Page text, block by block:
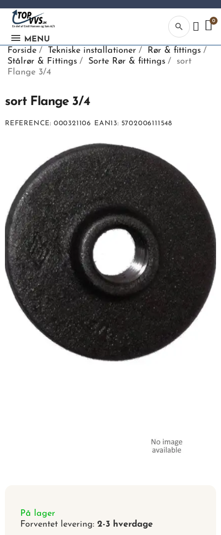
MENU
search
eller EAN-
nummer.
Forside Tekniske installationer
Rør & fittings
Stålrør & Fittings
Sorte Rør & fittings
sort
Flange 3/4
sort Flange 3/4
REFERENCE 000321106 EAN13 5702006111548
På lager
Forventet levering: 2-3 hverdage